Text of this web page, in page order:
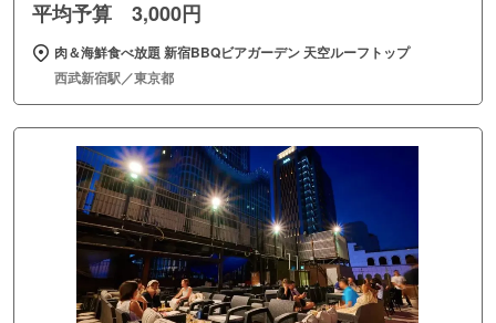
平均予算 3,000円
肉＆海鮮食べ放題 新宿BBQビアガーデン 天空ルーフトップ
西武新宿駅／東京都